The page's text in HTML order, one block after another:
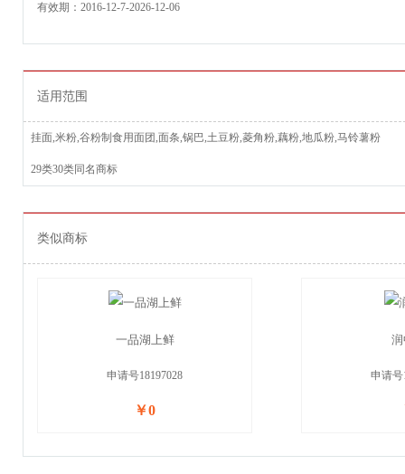
有效期：2016-12-7-2026-12-06
适用范围
挂面,米粉,谷粉制食用面团,面条,锅巴,土豆粉,菱角粉,藕粉,地瓜粉,马铃薯粉
29类30类同名商标
类似商标
一品湖上鲜
申请号18197028
￥0
申请号